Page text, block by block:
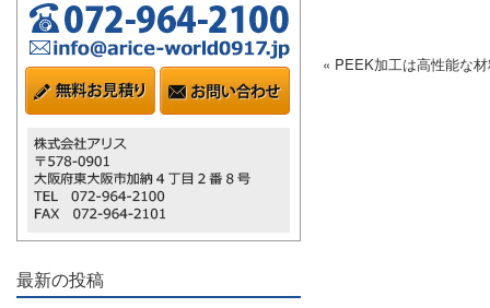
« PEEK加工は高性能な
最新の投稿